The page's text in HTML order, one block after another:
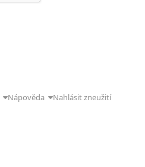
Nápověda Nahlásit zneužití